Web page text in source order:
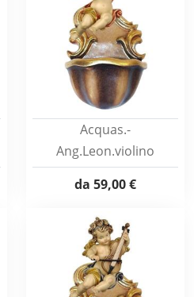
Acquas.-
Ang.Leon.violino
da 59,00 €